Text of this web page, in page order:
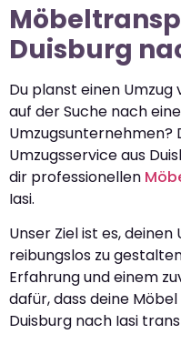
Duisburg
Du planst einen Umzug
auf der Suche nach
Umzugsunternehmen?
Umzugsservice aus
dir professionellen
Iasi.
Unser Ziel ist es,
reibungslos zu
Erfahrung und einem
dafür, dass deine
Duisburg nach Iasi